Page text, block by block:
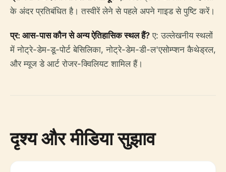
के अंदर प्रतिबंधित है। तस्वीरें लेने से पहले अपने गाइड से पुष्टि करें।
प्र: आस-पास कौन से अन्य ऐतिहासिक स्थल हैं? ए: उल्लेखनीय स्थलों
में नोट्रे-डेम-डू-पोर्ट बेसिलिका, नोट्रे-डेम-डी-ल'एसोम्प्शन कैथेड्रल,
और म्यूज डे आर्ट रोजर-क्विलियट शामिल हैं।
दृश्य और मीडिया सुझाव